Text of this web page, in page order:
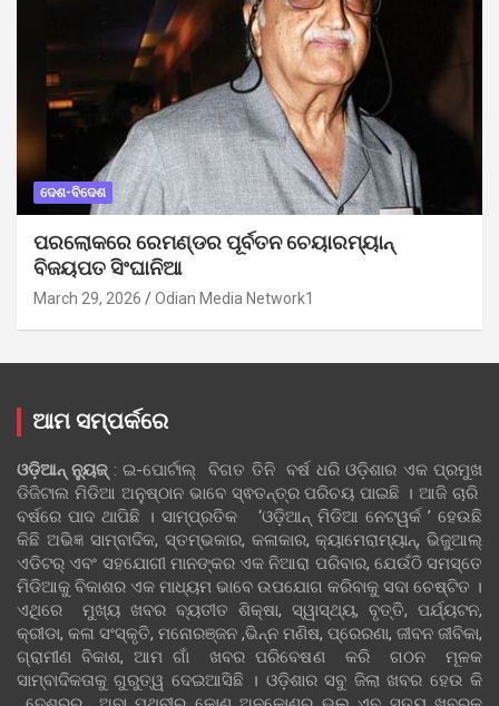
ଦେଶ-ବିଦେଶ
ପରଲୋକରେ ରେମଣ୍ଡର ପୂର୍ବତନ ଚେୟାରମ୍ୟାନ୍
ବିଜୟପତ ସିଂଘାନିଆ
March 29, 2026 Odian Media Network1
ଆମ ସମ୍ପର୍କରେ
ଓଡ଼ିଆନ୍‍ ନ୍ୟୁଜ୍‍: ଇ-ପୋର୍ଟାଲ୍ ବିଗତ ତିନି ବର୍ଷ ଧରି ଓଡ଼ିଶାର ଏକ ପ୍ରମୁଖ
ଡିଜିଟାଲ ମିଡିଆ ଅନୁଷ୍ଠାନ ଭାବେ ସ୍ଵତନ୍ତ୍ର ପରିଚୟ ପାଇଛି । ଆଜି ଚାରି
ବର୍ଷରେ ପାଦ ଥାପିଛି । ସାମ୍ପ୍ରତିକ ‘ଓଡ଼ିଆନ୍‍ ମିଡିଆ ନେଟୱର୍କ ’ ହେଉଛି
କିଛି ଅଭିଜ୍ଞ ସାମ୍ବାଦିକ, ସ୍ତମ୍ଭକାର, କଳାକାର, କ୍ୟାମେରାମ୍ୟାନ୍, ଭିଜୁଆଲ୍
ଏଡିଟର୍ ଏବଂ ସହଯୋଗୀ ମାନଙ୍କର ଏକ ନିଆରା ପରିବାର, ଯେଉଁଠି ସମସ୍ତେ
ମିଡିଆକୁ ବିକାଶର ଏକ ମାଧ୍ୟମ ଭାବେ ଉପଯୋଗ କରିବାକୁ ସଦା ଚେଷ୍ଟିତ ।
ଏଥିରେ ମୁଖ୍ୟ ଖବର ବ୍ୟତୀତ ଶିକ୍ଷା, ସ୍ୱାସ୍ଥ୍ୟ, ବୃତ୍ତି, ପର୍ଯ୍ୟଟନ,
କ୍ରୀଡା, କଳା ସଂସ୍କୃତି, ମନୋରଞ୍ଜନ ,ଭିନ୍ନ ମଣିଷ, ପ୍ରେରଣା, ଜୀବନ ଜୀବିକା,
ଗ୍ରାମୀଣ ବିକାଶ, ଆମ ଗାଁ ଖବର ପରିବେଷଣ କରି ଗଠନ ମୂଳକ
ସାମ୍ବାଦିକତାକୁ ଗୁରୁତ୍ୱ ଦେଇଆସିଛି । ଓଡ଼ିଶାର ସବୁ ଜିଲା ଖବର ହେଉ କି